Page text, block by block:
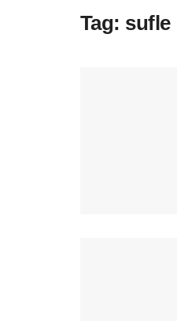
Tag: sufle